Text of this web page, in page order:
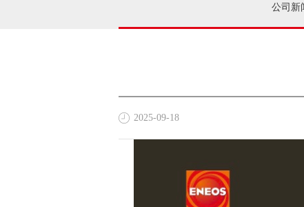
公司新
2025-09-18